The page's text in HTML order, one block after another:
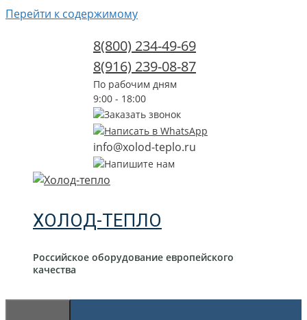
Перейти к содержимому
8(800) 234-49-69
8(916) 239-08-87
По рабочим дням
9:00 - 18:00
Заказать звонок
Написать в WhatsApp
info@xolod-teplo.ru
Напишите нам
ХОЛОД-ТЕПЛО
Российское оборудование европейского
качества